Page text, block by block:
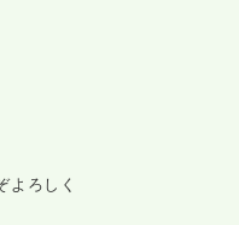
ろしく